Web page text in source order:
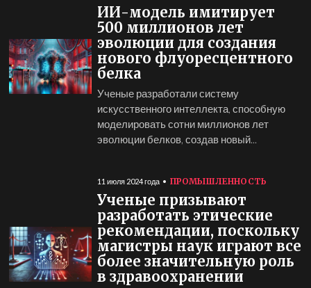
ИИ-модель имитирует
500 миллионов лет
эволюции для создания
нового флуоресцентного
белка
Ученые разработали систему
искусственного интеллекта, способную
моделировать сотни миллионов лет
эволюции белков, создав новый...
11 июля 2024 года ПРОМЫШЛЕННОСТЬ
Ученые призывают
разработать этические
рекомендации, поскольку
магистры наук играют все
более значительную роль
в здравоохранении